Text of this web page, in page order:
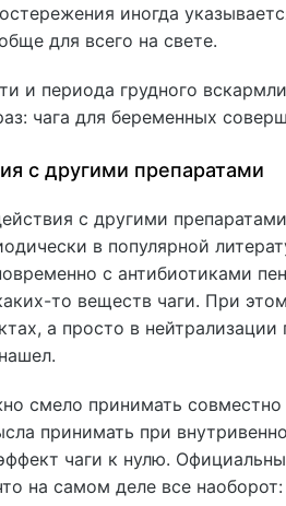
иногда
для всего на свете.
и периода грудного
чага для беременных
с другими препаратами
с другими
в популярной
с антибиотиками
то веществ чаги. При
а просто в
смело принимать
принимать при
чаги к нулю.
на самом деле все